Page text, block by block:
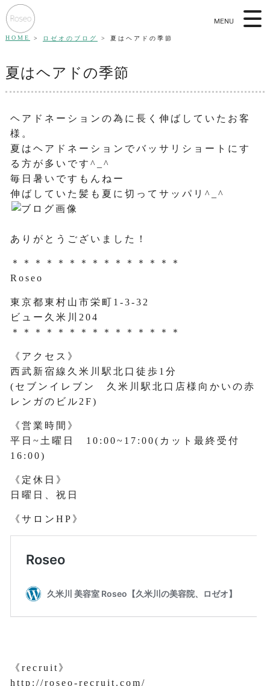
MENU
HOME ロゼオのブログ 夏はヘアドの季節
夏はヘアドの季節
ヘアドネーションの為に長く伸ばしていたお客
様。
夏はヘアドネーションでバッサリショートにす
る方が多いです^_^
毎日暑いですもんねー
伸ばしていた髪も夏に切ってサッパリ^_^
ありがとうございました！
＊＊＊＊＊＊＊＊＊＊＊＊＊＊＊
Roseo
東京都東村山市栄町1-3-32
ビュー久米川204
＊＊＊＊＊＊＊＊＊＊＊＊＊＊＊
《アクセス》
西武新宿線久米川駅北口徒歩1分
(セブンイレブン 久米川駅北口店様向かいの赤
レンガのビル2F)
《営業時間》
平日~土曜日 10:00~17:00(カット最終受付
16:00)
《定休日》
日曜日、祝日
《サロンHP》
《recruit》
http://roseo-recruit.com/